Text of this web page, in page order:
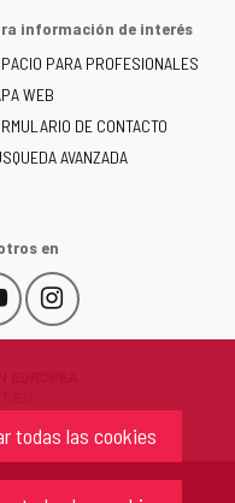
todas las cookies
información de interés
PARA PROFESIONALES
WEB
DE CONTACTO
AVANZADA
en
YouTubeInstagram
Este
enlace
una
nueva.